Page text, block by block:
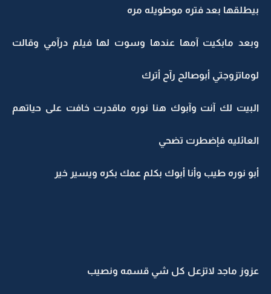
بيطلقها بعد فتره موطويله مره
وبعد مابكيت آمها عندها وسوت لها فيلم درآمي وقالت
لوماتزوجتي أبوصالح رآح أترك
البيت لك آنت وآبوك هنا نوره ماقدرت خافت على حياتهم
العائليه فإضطرت تضحي
أبو نوره طيب وأنا أبوك بكلم عمك بكره ويسير خير
عزوز ماجد لاتزعل كل شي قسمه ونصيب